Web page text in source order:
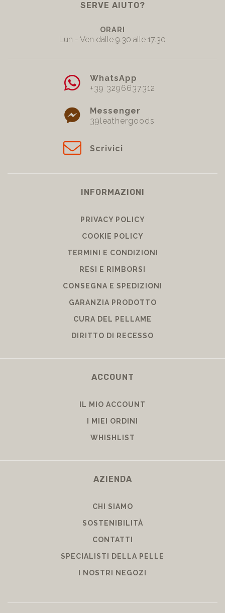
SERVE AIUTO?
ORARI
Lun - Ven dalle 9.30 alle 17.30
WhatsApp
+39 3296637312
Messenger
39leathergoods
Scrivici
INFORMAZIONI
PRIVACY POLICY
COOKIE POLICY
TERMINI E CONDIZIONI
RESI E RIMBORSI
CONSEGNA E SPEDIZIONI
GARANZIA PRODOTTO
CURA DEL PELLAME
DIRITTO DI RECESSO
ACCOUNT
IL MIO ACCOUNT
I MIEI ORDINI
WHISHLIST
AZIENDA
CHI SIAMO
SOSTENIBILITÀ
CONTATTI
SPECIALISTI DELLA PELLE
I NOSTRI NEGOZI